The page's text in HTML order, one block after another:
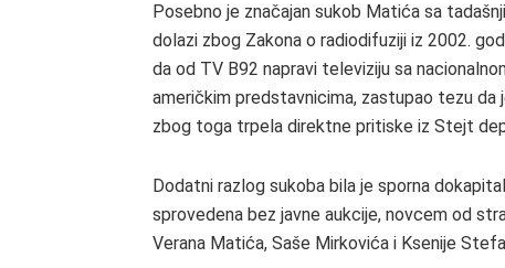
Posebno je značajan sukob Matića sa
dolazi zbog Zakona o radiodifuziji iz 2002.
da od TV B92 napravi televiziju sa
američkim predstavnicima, zastupao tezu
zbog toga trpela direktne pritiske iz Stejt
Dodatni razlog sukoba bila je sporna
sprovedena bez javne aukcije, novcem od
Verana Matića, Saše Mirkovića i Ksenije